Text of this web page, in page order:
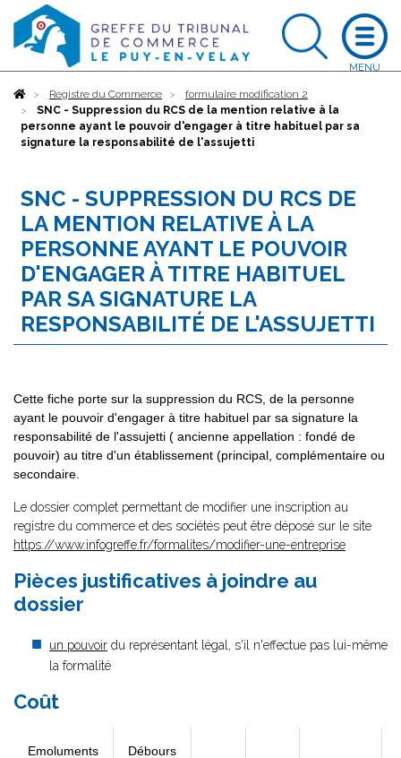
AccueilRegistre du Commerce
formulaire modification 2
SNC - Suppression du RCS de la mention relative à la
personne ayant le pouvoir d'engager à titre habituel par sa
signature la responsabilité de l'assujetti
SNC - SUPPRESSION DU RCS DE
LA MENTION RELATIVE À LA
PERSONNE AYANT LE POUVOIR
D'ENGAGER À TITRE HABITUEL
PAR SA SIGNATURE LA
RESPONSABILITÉ DE L'ASSUJETTI
Cette fiche porte sur la suppression du RCS, de la personne
ayant le pouvoir d'engager à titre habituel par sa signature la
responsabilité de l'assujetti ( ancienne appellation : fondé de
pouvoir) au titre d'un établissement (principal, complémentaire ou
secondaire.
Le dossier complet permettant de modifier une inscription au
registre du commerce et des sociétés peut être déposé sur le site
https://www.infogreffe.fr/formalites/modifier-une-entreprise
Pièces justificatives à joindre au
dossier
un pouvoir du représentant légal, s'il n'effectue pas lui-même
la formalité
Coût
Emoluments
Débours